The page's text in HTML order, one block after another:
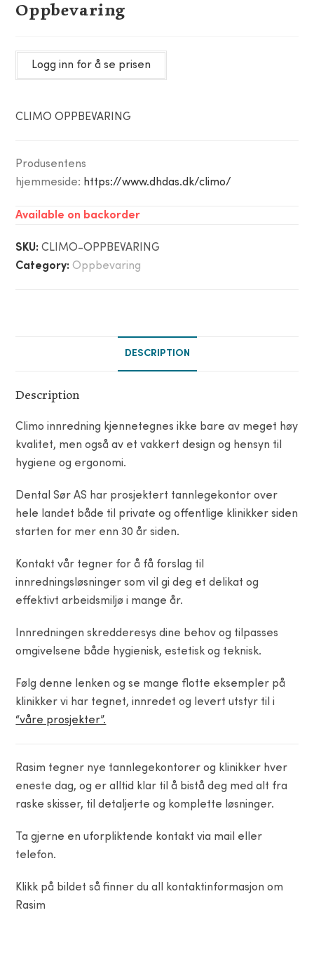
Oppbevaring
Logg inn for å se prisen
CLIMO OPPBEVARING
Produsentens
hjemmeside: https://www.dhdas.dk/climo/
Available on backorder
SKU:CLIMO-OPPBEVARING
Category: Oppbevaring
DESCRIPTION
Description
Climo innredning kjennetegnes ikke bare av meget høy
kvalitet, men også av et vakkert design og hensyn til
hygiene og ergonomi.
Dental Sør AS har prosjektert tannlegekontor over
hele landet både til private og offentlige klinikker siden
starten for mer enn 30 år siden.
Kontakt vår tegner for å få forslag til
innredningsløsninger som vil gi deg et delikat og
effektivt arbeidsmiljø i mange år.
Innredningen skredderesys dine behov og tilpasses
omgivelsene både hygienisk, estetisk og teknisk.
Følg denne lenken og se mange flotte eksempler på
klinikker vi har tegnet, innredet og levert utstyr til i
“våre prosjekter”.
Rasim tegner nye tannlegekontorer og klinikker hver
eneste dag, og er alltid klar til å bistå deg med alt fra
raske skisser, til detaljerte og komplette løsninger.
Ta gjerne en uforpliktende kontakt via mail eller
telefon.
Klikk på bildet så finner du all kontaktinformasjon om
Rasim